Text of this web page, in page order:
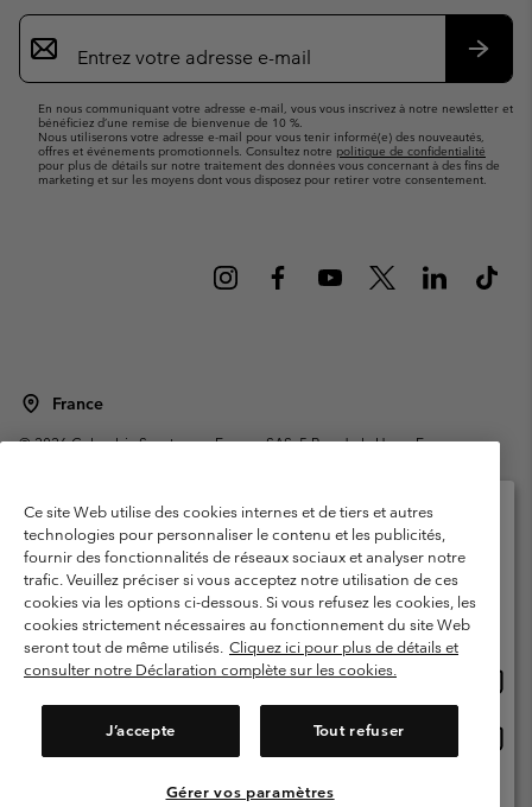
Inscription
par
e-
En nous communiquant votre adresse e-mail, vous vous inscrivez à notre newsletter et
bénéficiez d’une remise de bienvenue de 10 %.
Nous utiliserons votre adresse e-mail pour vous tenir informé(e) des nouveautés,
offres et événements promotionnels. Consultez notre politique de confidentialité
pour plus de détails sur notre traitement des données vous concernant à des fins de
marketing et sur les moyens dont vous disposez pour retirer votre consentement.
France
©2026Columbia Sportswear Europe SAS. 5 Rue de la Haye, Espace
Garanties Légales
Politique de confidentialité
Conditions d'utilisation - Membres
Conditions D'utilisation - Contenu généré par l'utilisateur
Impressum
Cookies
Public CBCR
Ce site Web utilise des cookies internes et de tiers et autres
technologies pour personnaliser le contenu et les publicités,
fournir des fonctionnalités de réseaux sociaux et analyser notre
trafic. Veuillez préciser si vous acceptez notre utilisation de ces
cookies via les options ci-dessous. Si vous refusez les cookies, les
cookies strictement nécessaires au fonctionnement du site Web
seront tout de même utilisés. Cliquez ici pour plus de détails et
consulter notre Déclaration complète sur les cookies.
J’accepte Tout refuser
Gérer vos paramètres
Veuillez sélectionner votre pays d’expédition et
votre langue
Achats en ligne disponibles
United States
ligne
France